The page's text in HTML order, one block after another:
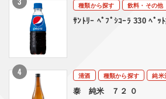
種類から探す 飲料・その他
ｻﾝﾄﾘｰ ﾍﾟﾌﾟｼｺｰﾗ 330 ﾍﾟｯ
清酒 種類から探す
純米
泰 純米 ７２ ０